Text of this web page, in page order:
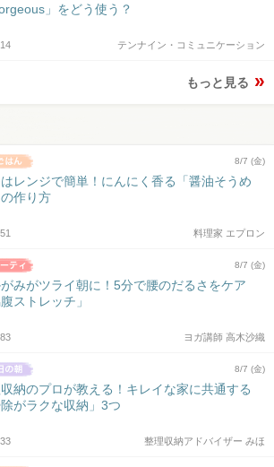
」をどう使う？
テンナイン・コミュニケーション
もっと見る
8/7 (金)
レンジで簡単！にんにく香る「醤油そうめ
作り方
料理家 エプロン
8/7 (金)
みがツライ朝に！5分で腰のだるさをケア
腹ストレッチ」
ヨガ講師 高木沙織
8/7 (金)
納のプロが教える！キレイな家に共通する
除がラクな収納」3つ
整理収納アドバイザー みほ